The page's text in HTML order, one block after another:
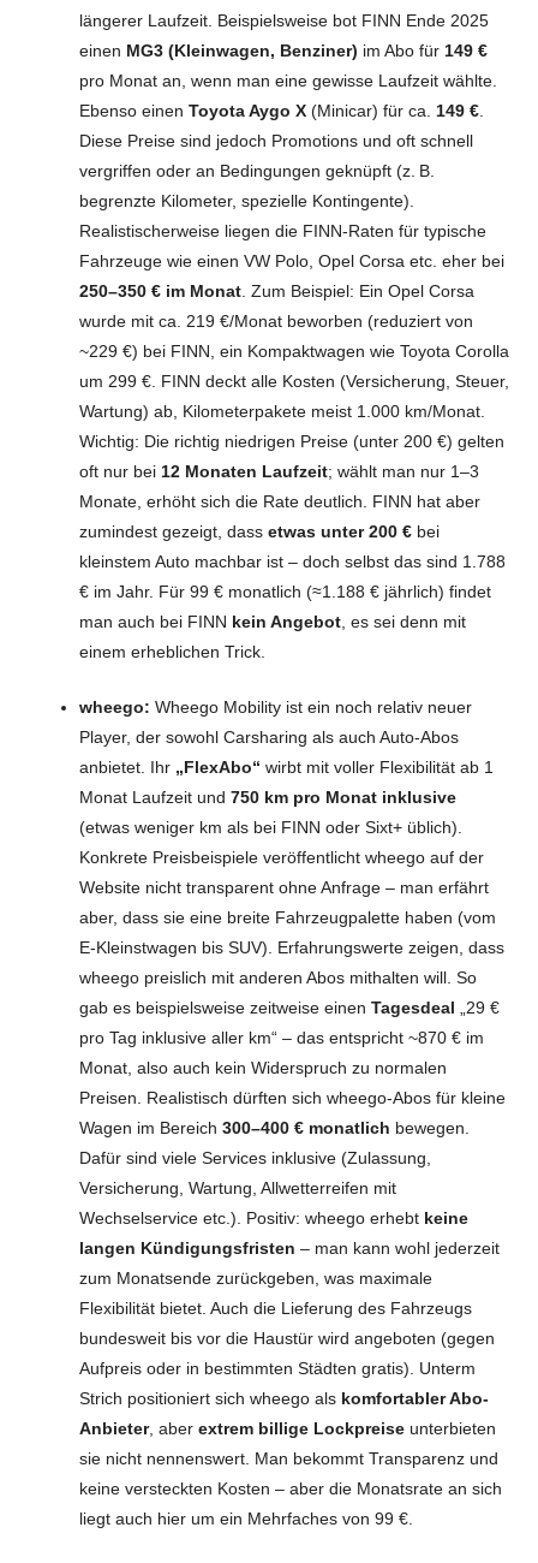
längerer Laufzeit. Beispielsweise bot FINN Ende 2025
einen MG3 (Kleinwagen, Benziner) im Abo für 149 €
pro Monat an, wenn man eine gewisse Laufzeit wählte.
Ebenso einen Toyota Aygo X (Minicar) für ca. 149 €
Diese Preise sind jedoch Promotions und oft schnell
vergriffen oder an Bedingungen geknüpft (z. B.
begrenzte Kilometer, spezielle Kontingente).
Realistischerweise liegen die FINN-Raten für typische
Fahrzeuge wie einen VW Polo, Opel Corsa etc. eher bei
250–350 € im Monat . Zum Beispiel: Ein Opel Corsa
wurde mit ca. 219 €/Monat beworben (reduziert von
~229 €) bei FINN, ein Kompaktwagen wie Toyota Corolla
um 299 €. FINN deckt alle Kosten (Versicherung, Steuer,
Wartung) ab, Kilometerpakete meist 1.000 km/Monat.
Wichtig: Die richtig niedrigen Preise (unter 200 €) gelten
oft nur bei 12 Monaten Laufzeit; wählt man nur 1–3
Monate, erhöht sich die Rate deutlich. FINN hat aber
zumindest gezeigt, dass etwas unter 200 € bei
kleinstem Auto machbar ist – doch selbst das sind 1.788
€ im Jahr. Für 99 € monatlich (≈1.188 € jährlich) findet
man auch bei FINN kein Angebot , es sei denn mit
einem erheblichen Trick.
wheego: Wheego Mobility ist ein noch relativ neuer
Player, der sowohl Carsharing als auch Auto-Abos
anbietet. Ihr „FlexAbo“ wirbt mit voller Flexibilität ab 1
Monat Laufzeit und 750 km pro Monat inklusive
(etwas weniger km als bei FINN oder Sixt+ üblich).
Konkrete Preisbeispiele veröffentlicht wheego auf der
Website nicht transparent ohne Anfrage – man erfährt
aber, dass sie eine breite Fahrzeugpalette haben (vom
E-Kleinstwagen bis SUV). Erfahrungswerte zeigen, dass
wheego preislich mit anderen Abos mithalten will. So
gab es beispielsweise zeitweise einen Tagesdeal „29 €
pro Tag inklusive aller km“ – das entspricht ~870 € im
Monat, also auch kein Widerspruch zu normalen
Preisen. Realistisch dürften sich wheego-Abos für kleine
Wagen im Bereich 300–400 € monatlich bewegen.
Dafür sind viele Services inklusive (Zulassung,
Versicherung, Wartung, Allwetterreifen mit
Wechselservice etc.). Positiv: wheego erhebt keine
langen Kündigungsfristen – man kann wohl jederzeit
zum Monatsende zurückgeben, was maximale
Flexibilität bietet. Auch die Lieferung des Fahrzeugs
bundesweit bis vor die Haustür wird angeboten (gegen
Aufpreis oder in bestimmten Städten gratis). Unterm
Strich positioniert sich wheego als komfortabler Abo-
Anbieter, aber extrem billige Lockpreise unterbieten
sie nicht nennenswert. Man bekommt Transparenz und
keine versteckten Kosten – aber die Monatsrate an sich
liegt auch hier um ein Mehrfaches von 99 €.